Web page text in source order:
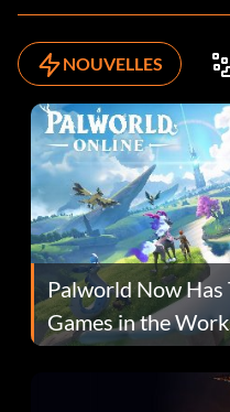
NOUVELLES
Palworld Now
Games in the